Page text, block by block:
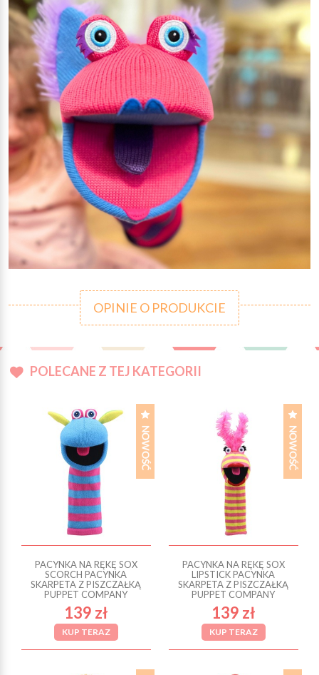
OPINIE O PRODUKCIE
POLECANE Z TEJ KATEGORII
PACYNKA NA RĘKĘ SOX
SCORCH PACYNKA
SKARPETA Z PISZCZAŁKĄ
PUPPET COMPANY
139 zł
KUP TERAZ
PACYNKA NA RĘKĘ SOX
LIPSTICK PACYNKA
SKARPETA Z PISZCZAŁKĄ
PUPPET COMPANY
139 zł
KUP TERAZ